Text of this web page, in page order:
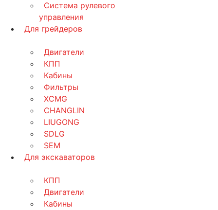
Система рулевого
управления
Для грейдеров
Двигатели
КПП
Кабины
Фильтры
XCMG
CHANGLIN
LIUGONG
SDLG
SEM
Для экскаваторов
КПП
Двигатели
Кабины